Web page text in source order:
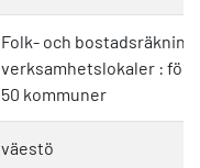
Folk- och
verksamhetslokaler :
50 kommuner
väestö